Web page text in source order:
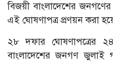
বিজয়ী বাংলাদেশের
এই ঘোষণাপত্র প্রণয়ন করা
২৮ দফার ঘোষণাপত্রের
বাংলাদেশের জনগণ জুলাই